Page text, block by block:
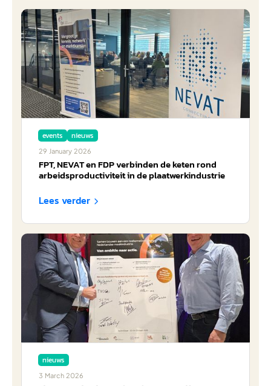
events nieuws
29 January 2026
FPT, NEVAT en FDP verbinden de keten rond
arbeidsproductiviteit in de plaatwerkindustrie
Lees verder 
nieuws
3 March 2026